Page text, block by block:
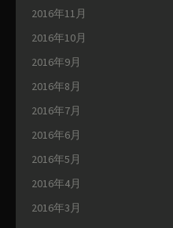
2016年11月
2016年10月
2016年9月
2016年8月
2016年7月
2016年6月
2016年5月
2016年4月
2016年3月